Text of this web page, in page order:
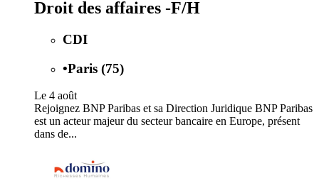
Droit des affaires -F/H
CDI
•Paris (75)
Le 4 août
Rejoignez BNP Paribas et sa Direction Juridique BNP Paribas
est un acteur majeur du secteur bancaire en Europe, présent
dans de...